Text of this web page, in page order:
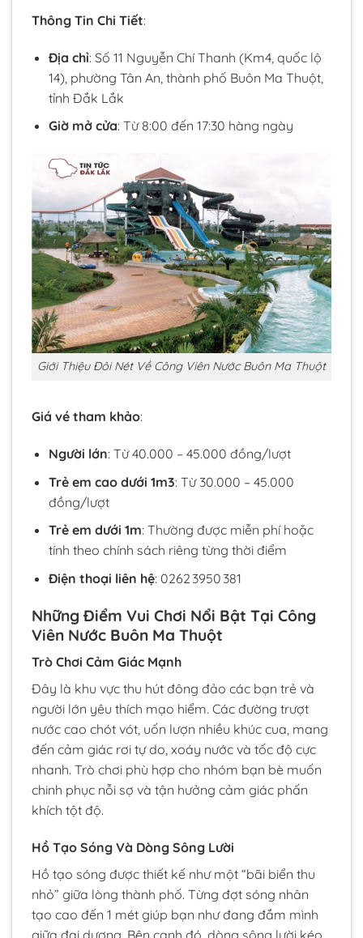
Thông Tin Chi Tiết:
Địa chỉ: Số 11 Nguyễn Chí Thanh (Km4, quốc lộ
14), phường Tân An, thành phố Buôn Ma Thuột,
tỉnh Đắk Lắk
Giờ mở cửa: Từ 8:00 đến 17:30 hàng ngày
Giới Thiệu Đôi Nét Về Công Viên Nước Buôn Ma Thuột
Giá vé tham khảo:
Người lớn: Từ 40.000 – 45.000 đồng/lượt
Trẻ em cao dưới 1m3: Từ 30.000 – 45.000
đồng/lượt
Trẻ em dưới 1m: Thường được miễn phí hoặc
tính theo chính sách riêng từng thời điểm
Điện thoại liên hệ: 0262 3950 381
Những Điểm Vui Chơi Nổi Bật Tại Công
Viên Nước Buôn Ma Thuột
Trò Chơi Cảm Giác Mạnh
Đây là khu vực thu hút đông đảo các bạn trẻ và
người lớn yêu thích mạo hiểm. Các đường trượt
nước cao chót vót, uốn lượn nhiều khúc cua, mang
đến cảm giác rơi tự do, xoáy nước và tốc độ cực
nhanh. Trò chơi phù hợp cho nhóm bạn bè muốn
chinh phục nỗi sợ và tận hưởng cảm giác phấn
khích tột độ.
Hồ Tạo Sóng Và Dòng Sông Lười
Hồ tạo sóng được thiết kế như một “bãi biển thu
nhỏ” giữa lòng thành phố. Từng đợt sóng nhân
tạo cao đến 1 mét giúp bạn như đang đắm mình
giữa đại dương. Bên cạnh đó, dòng sông lười kéo